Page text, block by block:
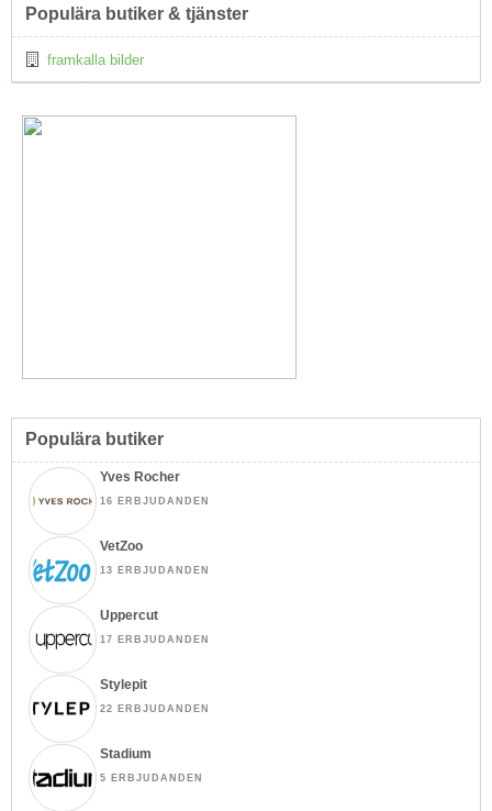
Populära butiker & tjänster
framkalla bilder
Populära butiker
Yves Rocher
16 ERBJUDANDEN
VetZoo
13 ERBJUDANDEN
Uppercut
17 ERBJUDANDEN
Stylepit
22 ERBJUDANDEN
Stadium
5 ERBJUDANDEN